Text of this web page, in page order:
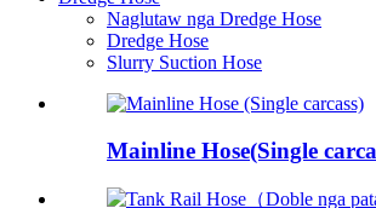
Naglutaw nga Dredge Hose
Dredge Hose
Slurry Suction Hose
Mainline Hose(Single